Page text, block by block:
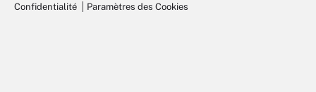
Confidentialité
Paramètres des Cookies